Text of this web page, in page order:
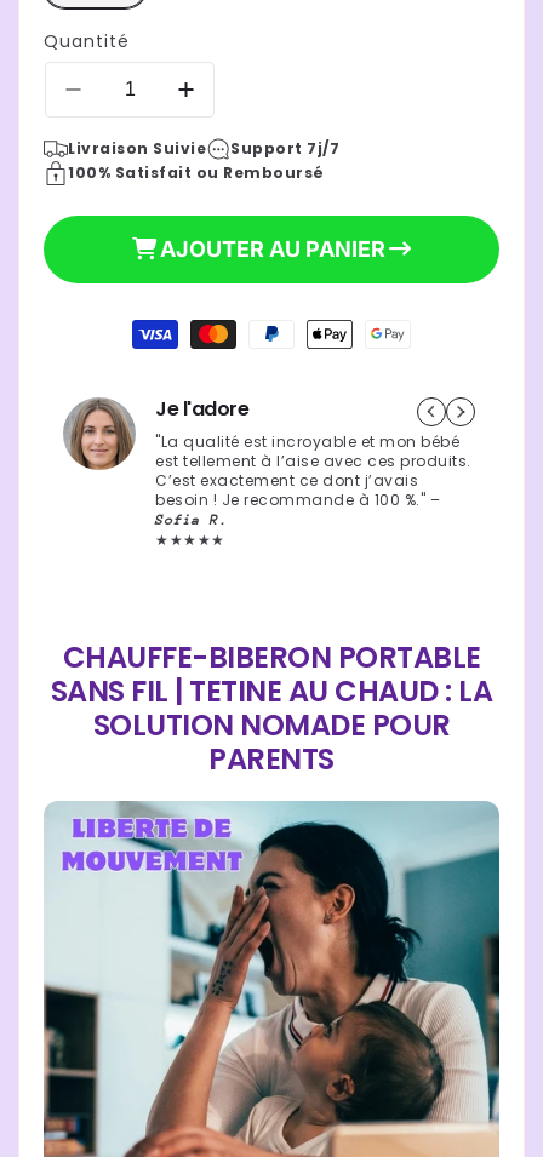
habituel
49,90 €
Quantité
Réduire
quantité
de
portable
sans
chaud
Augmenter
quantité
de
portable
sans
tetine
chaud
Livraison Suivie
Support 7j/7
100% Satisfait ou Remboursé
AJOUTER AU PANIER
Je l'adore
"La qualité est incroyable et mon bébé
est tellement à l’aise avec ces produits.
C’est exactement ce dont j’avais
besoin ! Je recommande à 100 %." –
Sofia R.
★★★★★
CHAUFFE-BIBERON PORTABLE
SANS FIL | TETINE AU CHAUD : LA
SOLUTION NOMADE POUR
PARENTS